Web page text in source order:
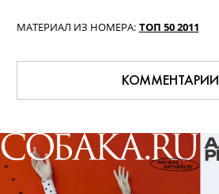
МАТЕРИАЛ ИЗ НОМЕРА: ТОП 50 2011
КОММЕНТАРИИ